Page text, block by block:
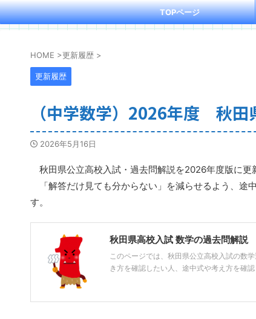
TOPページ
HOME >更新履歴 >
更新履歴
（中学数学）2026年度 秋
2026年5月16日
秋田県公立高校入試・過去問解説を2026年度版に更
「解答だけ見ても分からない」を減らせるよう、途
す。
秋田県高校入試 数学の過去問解説
このページでは、秋田県公立高校入試の数
き方を確認したい人、途中式や考え方を確